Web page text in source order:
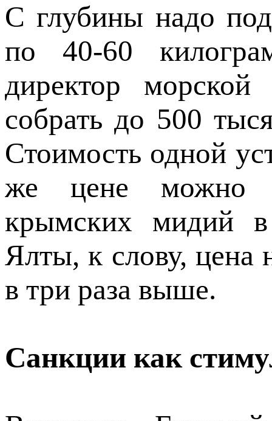
С глубины надо
по 40-60
директор морской
собрать до 500
Стоимость одной
же цене можно
крымских мидий
Ялты, к слову, цена
в три раза выше.
Санкции как